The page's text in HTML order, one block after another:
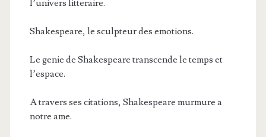
l’univers litteraire.
Shakespeare, le sculpteur des emotions.
Le genie de Shakespeare transcende le temps et
l’espace.
A travers ses citations, Shakespeare murmure a
notre ame.